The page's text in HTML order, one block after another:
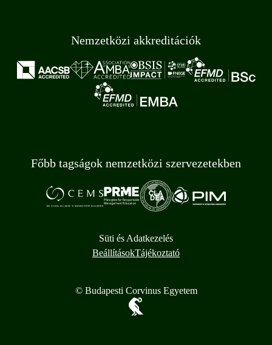
Nemzetközi akkreditációk
Főbb tagságok nemzetközi szervezetekben
Süti és Adatkezelés
BeállításokTájékoztató
© Budapesti Corvinus Egyetem